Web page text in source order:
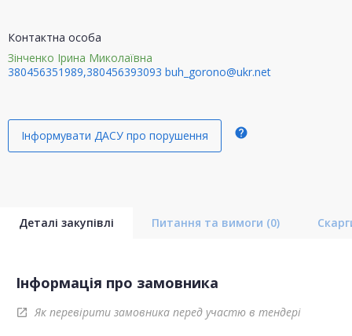
Контактна особа
Зінченко Ірина Миколаївна
380456351989,380456393093 buh_gorono@ukr.net
Інформувати ДАСУ про порушення help
Деталі закупівлі Питання та вимоги (0)
Інформація про замовника
open_in_new Як перевірити замовника перед участю в тендері